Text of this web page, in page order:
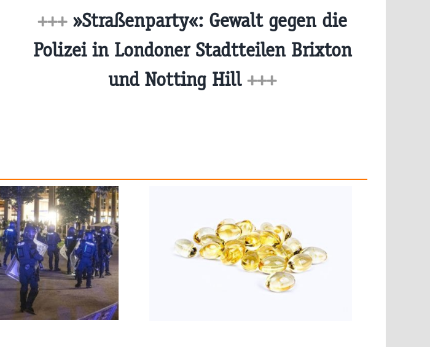
+++»Straßenparty«: Gewalt gegen die
Polizei in Londoner Stadtteilen Brixton
und Notting Hill +++